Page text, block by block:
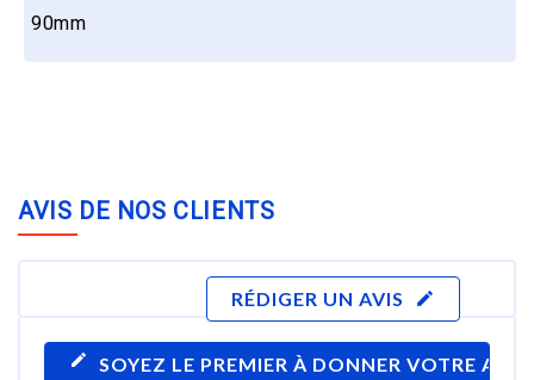
90mm
AVIS DE NOS CLIENTS
RÉDIGER UN AVIS edit
edit SOYEZ LE PREMIER À DONNER VOTRE AVIS